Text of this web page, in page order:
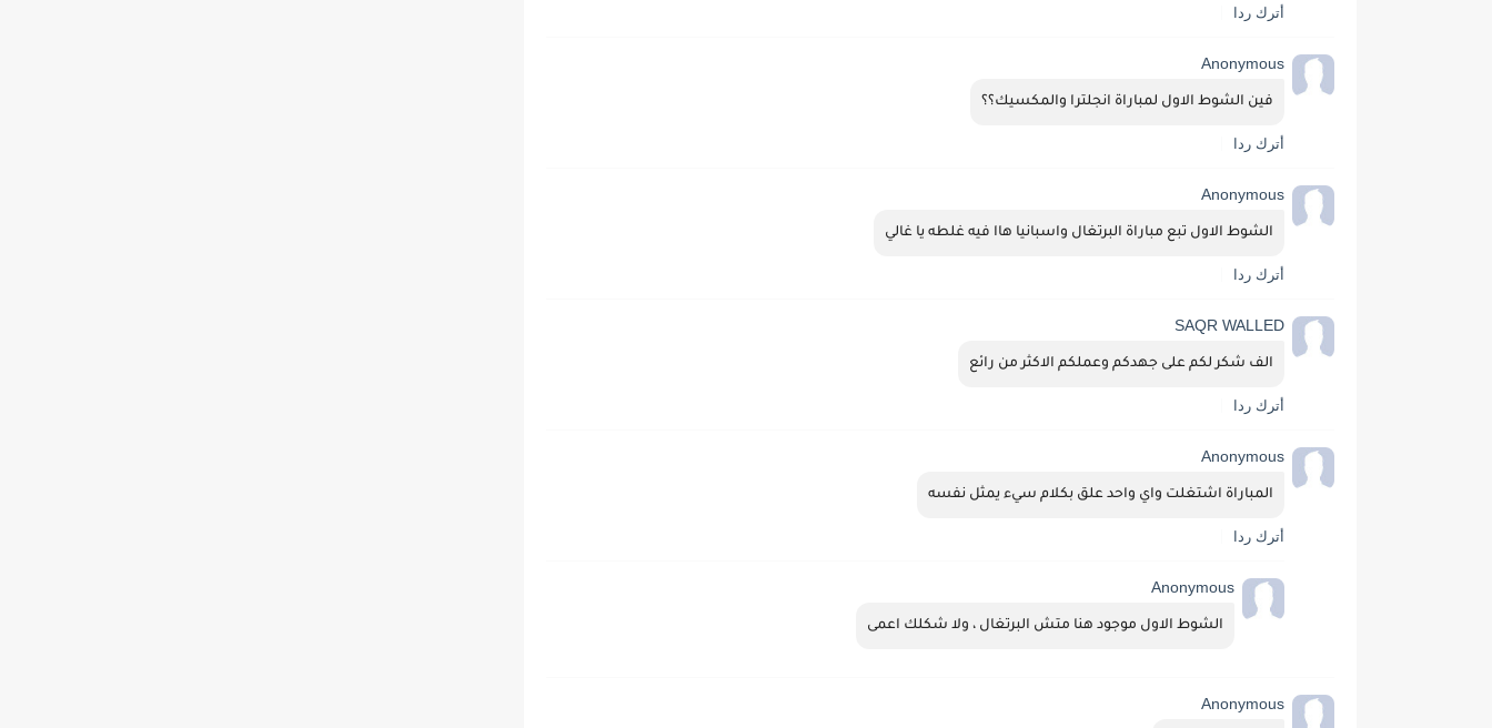
أترك ردا
Anonymous
فين الشوط الاول لمباراة انجلترا والمكسيك؟؟
أترك ردا
Anonymous
الشوط الاول تبع مباراة البرتغال واسبانيا هاا فيه غلطه يا غالي
أترك ردا
SAQR WALLED
الف شكر لكم على جهدكم وعملكم الاكثر من رائع
أترك ردا
Anonymous
المباراة اشتغلت واي واحد علق بكلام سيء يمثل نفسه
أترك ردا
Anonymous
الشوط الاول موجود هنا متش البرتغال ، ولا شكلك اعمى
Anonymous